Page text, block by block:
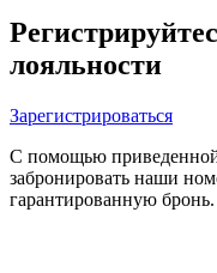
лояльности
Зарегистрироваться
С помощью
забронировать наши
гарантированную бронь.